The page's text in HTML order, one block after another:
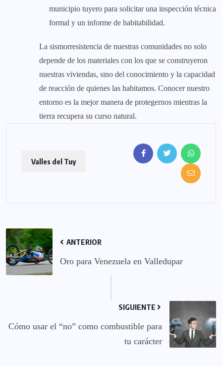
municipio tuyero para solicitar una inspección técnica
formal y un informe de habitabilidad.
La sismorresistencia de nuestras comunidades no solo
depende de los materiales con los que se construyeron
nuestras viviendas, sino del conocimiento y la capacidad
de reacción de quienes las habitamos. Conocer nuestro
entorno es la mejor manera de protegernos mientras la
tierra recupera su curso natural.
Valles del Tuy
ANTERIOR
Oro para Venezuela en Valledupar
SIGUIENTE
Cómo usar el “no” como combustible para
tu carácter